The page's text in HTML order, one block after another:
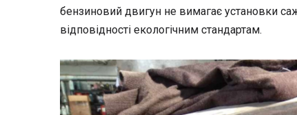
бензиновий двигун не вимагає установки
відповідності екологічним стандартам.